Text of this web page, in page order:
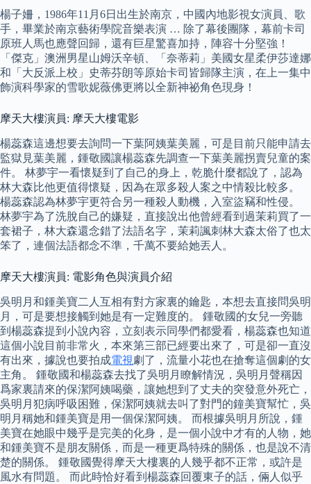
楊子姍，1986年11月6日出生於南京，中國內地影視女演員、歌
手，畢業於南京藝術學院音樂表演 … 除了幕後團隊，幕前卡司
原班人馬也應聲回歸，還有巨星驚喜加持，陣容十分堅強！
「傑克」澳洲男星山姆沃辛頓、「奈蒂莉」美國女星柔伊莎達娜
和「大反派上校」史蒂芬朗等原始卡司皆歸隊主演，在上一集中
飾演科學家的雪歌妮薇佛更將以全新神祕角色現身！
摩天大樓演員: 摩天大樓電影
楊蕊森這邊想要去詢問一下葉阿姨葉美麗，可是目前只能申請去
監獄見葉美麗，鍾敬國讓楊蕊森先調查一下葉美麗拐賣兒童的案
件。 林夢宇一看懷疑到了自己的身上，乾脆什麼都說了，認為
林大森比他更值得懷疑，因為在眾多殺人案之中情殺比較多。
楊蕊森認為林夢宇更符合另一種殺人動機，入室盜竊和性侵。
林夢宇為了洗脫自己的嫌疑，直接說出他曾經看到過茉莉買了一
套裙子，林大森還念錯了法語名字，茉莉諷刺林大森太俗了也太
笨了，連個法語都念不準，千萬不要給她丟人。
摩天大樓演員: 電影角色與演員介紹
吳明月和鍾美寶二人互相有對方家裏的鑰匙，本想去直接問吳明
月，可是要想接觸到她是有一定難度的。 鍾敬國的女兒一旁聽
到楊蕊森提到小說內容，立刻表示同學們都愛看，楊蕊森也知道
這個小說目前非常火，本來第三部已經要出來了，可是卻一直沒
有出來，據說也要拍成電視劇了，流量小花也在搶奪這個劇的女
主角。 鍾敬國和楊蕊森去找了吳明月瞭解情況，吳明月聲稱因
爲家裏請來的保潔阿姨喝藥，讓她想到了丈夫的突發意外死亡，
吳明月犯病呼吸困難，保潔阿姨就去叫了對門的鐘美寶幫忙，吳
明月稱她和鍾美寶是用一個保潔阿姨。 而根據吳明月所說，鍾
美寶在她眼中幾乎是完美的化身，是一個小說中才有的人物，她
和鍾美寶不是朋友關係，而是一種更爲特殊的關係，也是說不清
楚的關係。 鍾敬國覺得摩天大樓裏的人幾乎都不正常，或許是
風水有問題。 而此時恰好看到楊蕊森回覆東子的話，倆人似乎